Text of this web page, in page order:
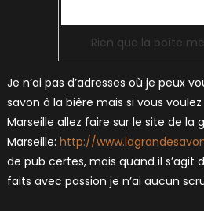
Rien que la boîte
Je n’ai pas d’adresses où je peux
savon à la bière mais si vous
Marseille allez faire sur le site de la
Marseille: http://
de pub certes, mais quand il s’agit
faits avec passion je n’ai aucun